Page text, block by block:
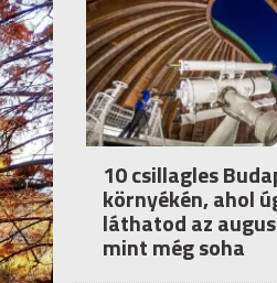
10 csillagles
környékén, ahol
láthatod az
mint még soha